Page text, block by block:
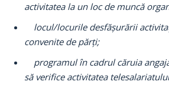
activitatea la un loc de muncă
locul/locurile desfășurării
convenite de părți;
programul în cadrul căruia
să verifice activitatea